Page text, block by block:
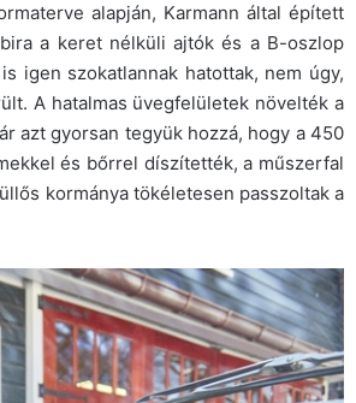
alapján, Karmann által épített
a keret nélküli ajtók és a B-oszlop
igen szokatlannak hatottak, nem úgy,
A hatalmas üvegfelületek növelték a
azt gyorsan tegyük hozzá, hogy a 450
és bőrrel díszítették, a műszerfal
kormánya tökéletesen passzoltak a